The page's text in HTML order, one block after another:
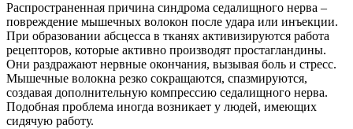
Распространенная причина синдрома седалищного нерва –
повреждение мышечных волокон после удара или инъекции.
При образовании абсцесса в тканях активизируются работа
рецепторов, которые активно производят простагландины.
Они раздражают нервные окончания, вызывая боль и стресс.
Мышечные волокна резко сокращаются, спазмируются,
создавая дополнительную компрессию седалищного нерва.
Подобная проблема иногда возникает у людей, имеющих
сидячую работу.